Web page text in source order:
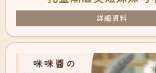
詳細資料